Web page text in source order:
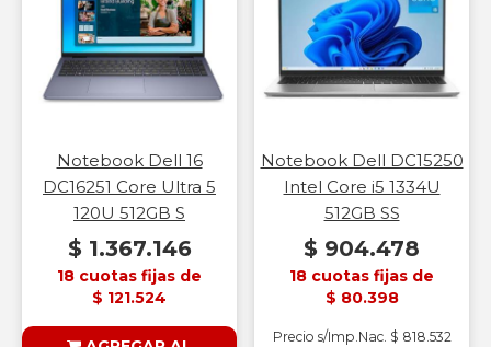
Notebook Dell 16
DC16251 Core Ultra 5
120U 512GB S
$ 1.367.146
18 cuotas fijas de
$ 121.524
Notebook Dell DC15250
Intel Core i5 1334U
512GB SS
$ 904.478
18 cuotas fijas de
$ 80.398
Precio s/Imp.Nac. $ 818.532